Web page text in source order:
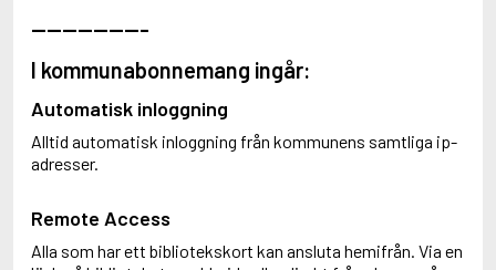
---------------
I kommunabonnemang ingår:
Automatisk inloggning
Alltid automatisk inloggning från kommunens samtliga ip-
adresser.
Remote Access
Alla som har ett bibliotekskort kan ansluta hemifrån. Via en